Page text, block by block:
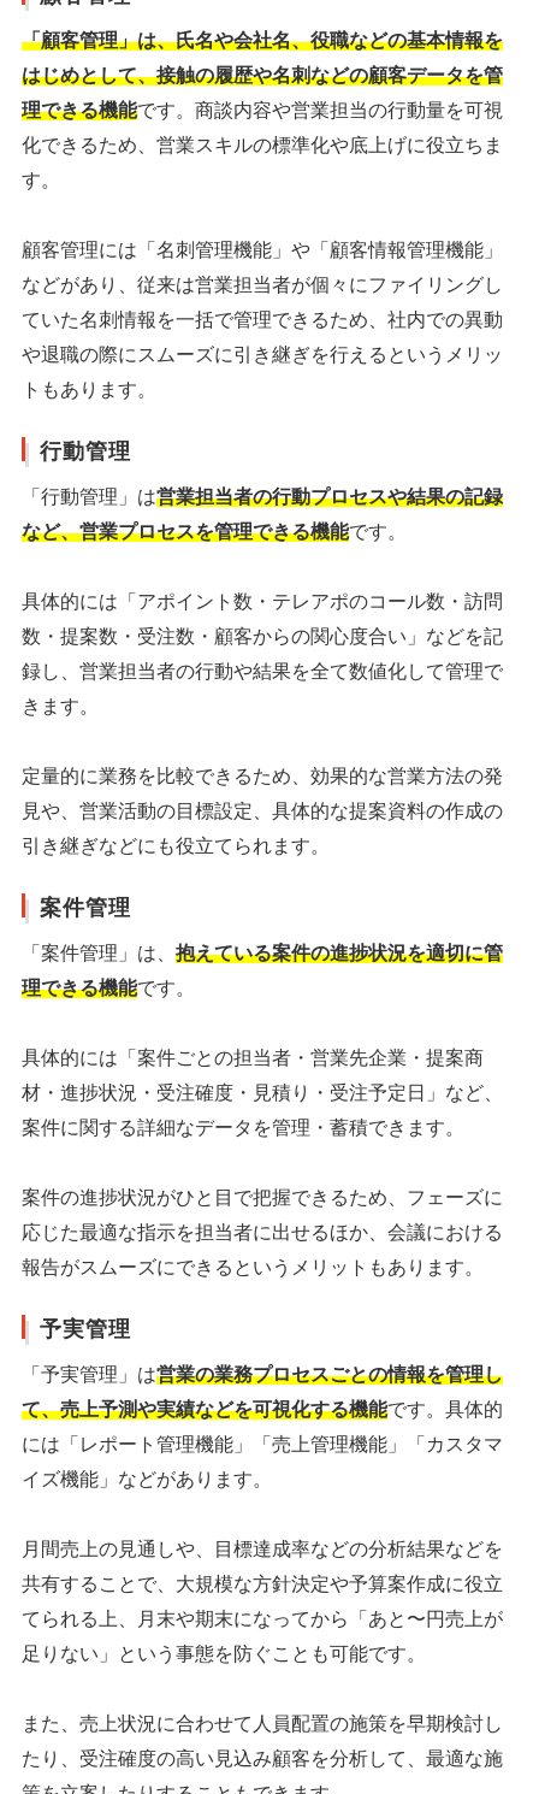
「顧客管理」は、氏名や会社名、役職などの基本情報を
はじめとして、接触の履歴や名刺などの顧客データを管
理できる機能です。商談内容や営業担当の行動量を可視
化できるため、営業スキルの標準化や底上げに役立ちま
す。
顧客管理には「名刺管理機能」や「顧客情報管理機能」
などがあり、従来は営業担当者が個々にファイリングし
ていた名刺情報を一括で管理できるため、社内での異動
や退職の際にスムーズに引き継ぎを行えるというメリッ
トもあります。
行動管理
「行動管理」は営業担当者の行動プロセスや結果の記録
など、営業プロセスを管理できる機能です。
具体的には「アポイント数・テレアポのコール数・訪問
数・提案数・受注数・顧客からの関心度合い」などを記
録し、営業担当者の行動や結果を全て数値化して管理で
きます。
定量的に業務を比較できるため、効果的な営業方法の発
見や、営業活動の目標設定、具体的な提案資料の作成の
引き継ぎなどにも役立てられます。
案件管理
「案件管理」は、 抱えている案件の進捗状況を適切に管
理できる機能です。
具体的には「案件ごとの担当者・営業先企業・提案商
材・進捗状況・受注確度・見積り・受注予定日」など、
案件に関する詳細なデータを管理・蓄積できます。
案件の進捗状況がひと目で把握できるため、フェーズに
応じた最適な指示を担当者に出せるほか、会議における
報告がスムーズにできるというメリットもあります。
予実管理
「予実管理」は営業の業務プロセスごとの情報を管理し
て、売上予測や実績などを可視化する機能です。具体的
には「レポート管理機能」「売上管理機能」「カスタマ
イズ機能」などがあります。
月間売上の見通しや、目標達成率などの分析結果などを
共有することで、大規模な方針決定や予算案作成に役立
てられる上、月末や期末になってから「あと〜円売上が
足りない」という事態を防ぐことも可能です。
また、売上状況に合わせて人員配置の施策を早期検討し
たり、受注確度の高い見込み顧客を分析して、最適な施